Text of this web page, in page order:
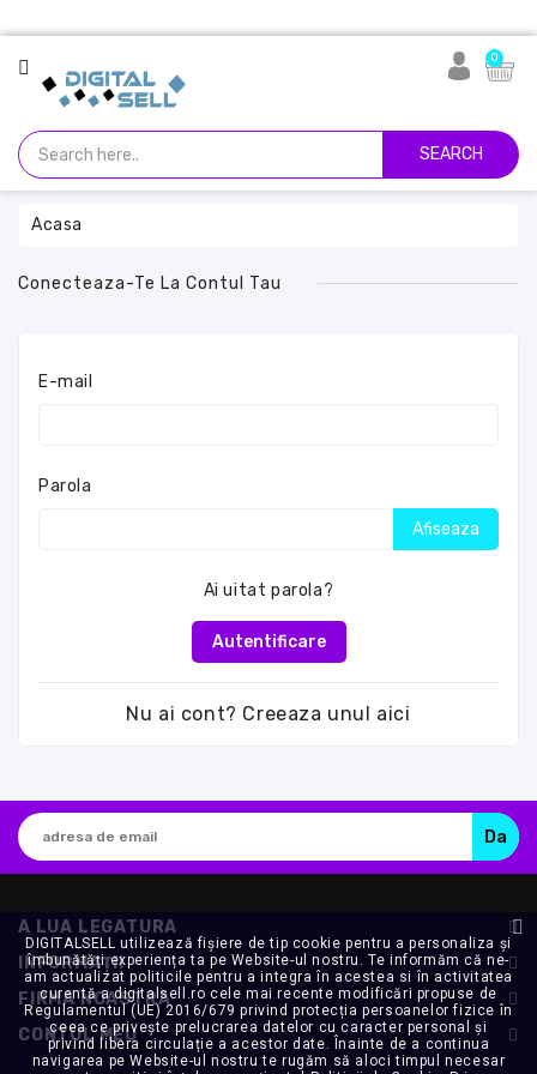
Abonamente
Sisteme
De
Office
0
SEARCH
Acasa
Conecteaza-Te La Contul Tau
E-mail
Parola
Afiseaza
Ai uitat parola?
Autentificare
Nu ai cont? Creeaza unul aici
A LUA LEGATURA
INFORMAȚII
FIRMA NOASTRA
CONTUL MEU
DIGITALSELL utilizează fişiere de tip cookie pentru a personaliza și
îmbunătăți experiența ta pe Website-ul nostru. Te informăm că ne-
am actualizat politicile pentru a integra în acestea si în activitatea
curentă a digitalsell.ro cele mai recente modificări propuse de
Regulamentul (UE) 2016/679 privind protecția persoanelor fizice în
ceea ce privește prelucrarea datelor cu caracter personal și
privind libera circulație a acestor date. Înainte de a continua
navigarea pe Website-ul nostru te rugăm să aloci timpul necesar